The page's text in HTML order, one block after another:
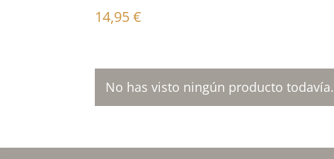
14,95€
No has visto ningún producto todavía.